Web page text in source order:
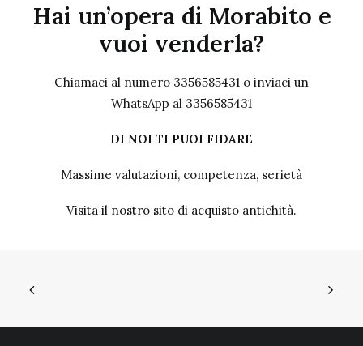
Hai un’opera di Morabito e
vuoi venderla?
Chiamaci al numero 3356585431 o inviaci un
WhatsApp al 3356585431
DI NOI TI PUOI FIDARE
Massime valutazioni, competenza, serietà
Visita il nostro sito di acquisto antichità.